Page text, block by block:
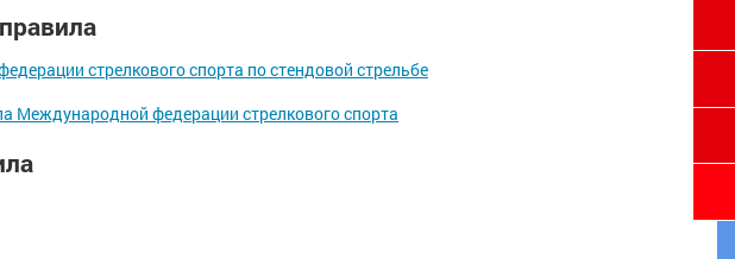
стрелкового спорта по стендовой стрельбе
Международной федерации стрелкового спорта